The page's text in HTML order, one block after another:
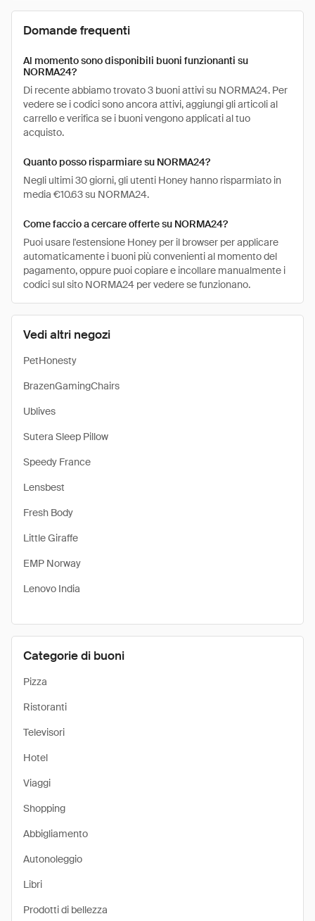
Vedi altri negozi
PetHonesty
BrazenGamingChairs
Ublives
Sutera Sleep Pillow
Speedy France
Lensbest
Fresh Body
Little Giraffe
EMP Norway
Lenovo India
Categorie di buoni
Pizza
Ristoranti
Televisori
Hotel
Viaggi
Shopping
Abbigliamento
Autonoleggio
Libri
Prodotti di bellezza
Domande frequenti
Al momento sono disponibili buoni funzionanti su
NORMA24?
Di recente abbiamo trovato 3 buoni attivi su NORMA24. Per
vedere se i codici sono ancora attivi, aggiungi gli articoli al
carrello e verifica se i buoni vengono applicati al tuo
acquisto.
Quanto posso risparmiare su NORMA24?
Negli ultimi 30 giorni, gli utenti Honey hanno risparmiato in
media €10.63 su NORMA24.
Come faccio a cercare offerte su NORMA24?
Puoi usare l'estensione Honey per il browser per applicare
automaticamente i buoni più convenienti al momento del
pagamento, oppure puoi copiare e incollare manualmente i
codici sul sito NORMA24 per vedere se funzionano.